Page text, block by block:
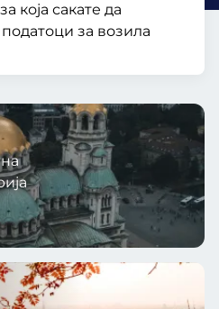
која сакате да
за возила